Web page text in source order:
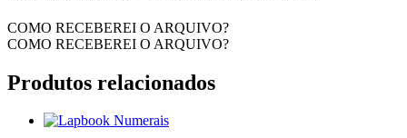
COMO RECEBEREI O ARQUIVO?
COMO RECEBEREI O ARQUIVO?
Produtos relacionados